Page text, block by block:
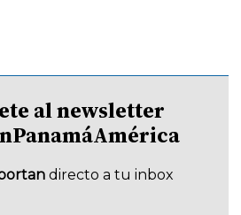
al newsletter
directo a tu inbox